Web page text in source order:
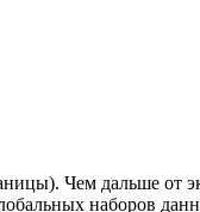
Чем дальше от
наборов